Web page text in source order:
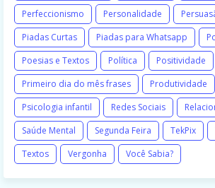
Perfeccionismo
Personalidade
Piadas Curtas
Piadas para Whatsapp
Poesias e Textos
Política
Positividade
Primeiro dia do mês frases
Produtividade
Psicologia infantil
Redes Sociais
Saúde Mental
Segunda Feira TekPix
Textos
Vergonha Você Sabia?